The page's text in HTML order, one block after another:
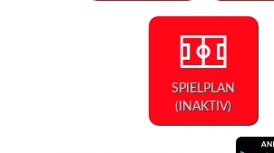
SPIELPLAN
(INAKTIV)